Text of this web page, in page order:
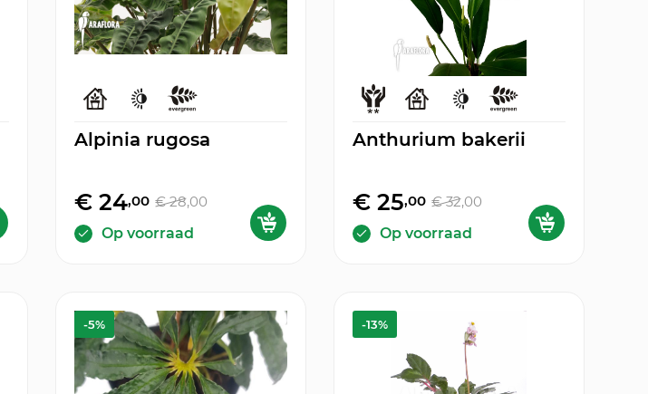
Alpinia rugosa
€ 24,00 € 28,00
Op voorraad
Anthurium bakerii
€ 25,00 € 32,00
Op voorraad
-5% -13%